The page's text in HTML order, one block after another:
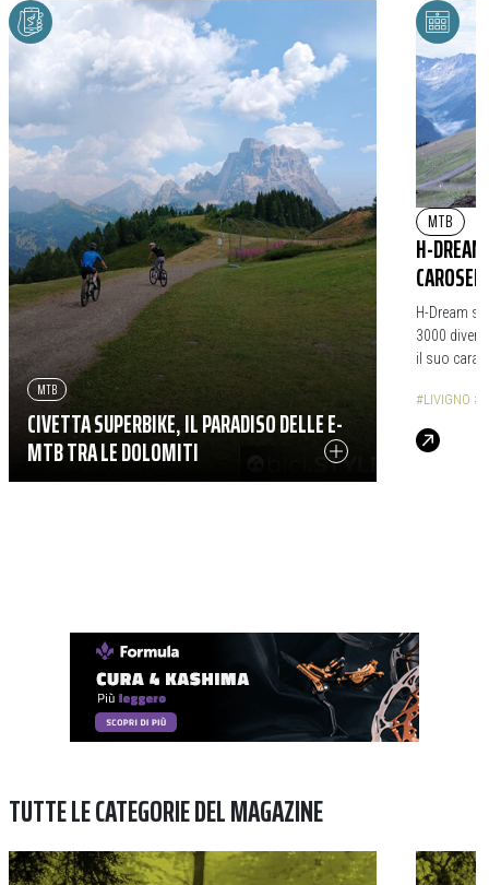
CIVETTA SUPERBIKE, IL PARADISO DELLE E-
MTB TRA LE DOLOMITI
MTB
MTB
H-
H-Dream
3000
il suo
#LIVIGNO
TUTTE LE CATEGORIE DEL MAGAZINE